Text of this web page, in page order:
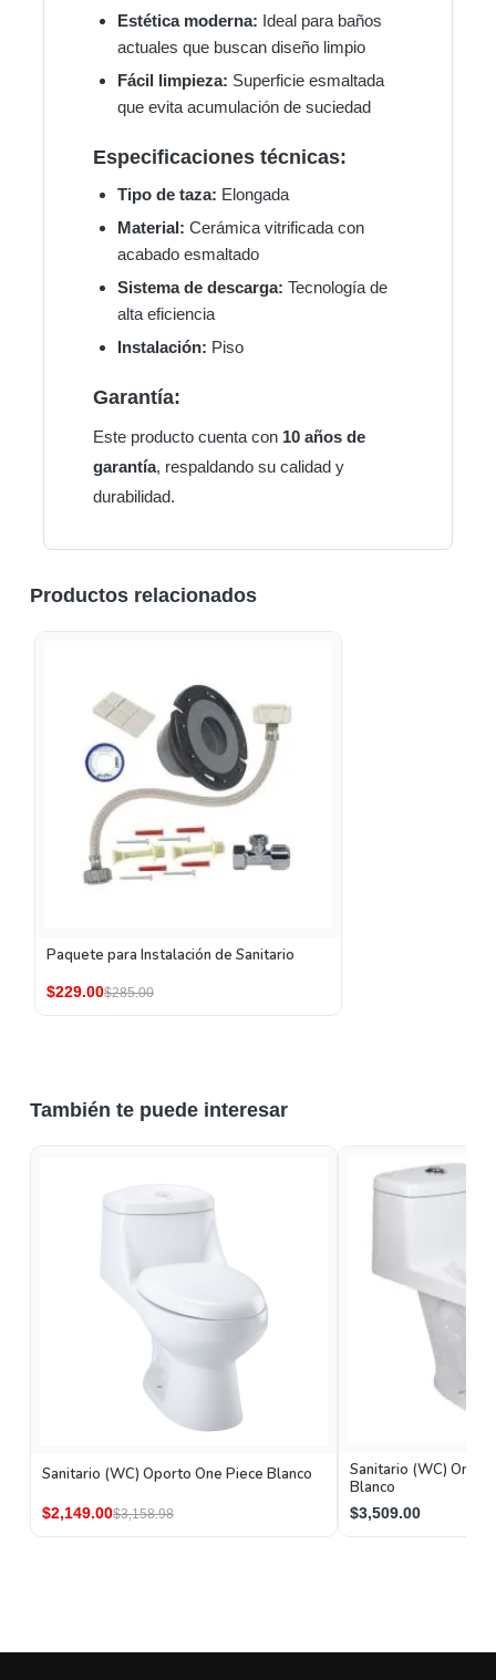
Estética moderna: Ideal para baños
actuales que buscan diseño limpio
Fácil limpieza: Superficie esmaltada
que evita acumulación de suciedad
Especificaciones técnicas:
Tipo de taza: Elongada
Material: Cerámica vitrificada con
acabado esmaltado
Sistema de descarga: Tecnología de
alta eficiencia
Instalación: Piso
Garantía:
Este producto cuenta con 10 años de
garantía, respaldando su calidad y
durabilidad.
Productos relacionados
Paquete para Instalación de Sanitario
$229.00$285.00
También te puede interesar
Sanitario (WC) Oporto One Piece Blanco
$2,149.00$3,158.98
Sanitario (WC) One
Blanco
$3,509.00